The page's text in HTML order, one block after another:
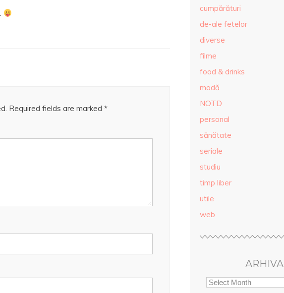
Required fields are marked *
cumpărături
de-ale fetelor
diverse
filme
food & drinks
modă
NOTD
personal
sănătate
seriale
studiu
timp liber
utile
web
ARHIVA